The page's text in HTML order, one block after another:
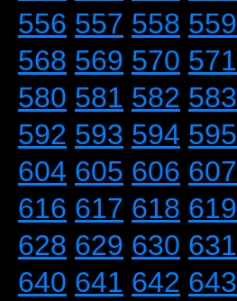
556 557 558 559
568 569 570 571
580 581 582 583
592 593 594 595
604 605 606 607
616 617 618 619
628 629 630 631
640 641 642 643